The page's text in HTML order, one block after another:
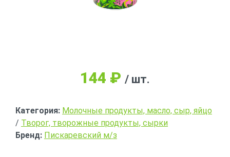
144 ₽ / шт.
Категория: Молочные продукты, масло, сыр, яйцо
/ Творог, творожные продукты, сырки
Бренд: Пискаревский м/з